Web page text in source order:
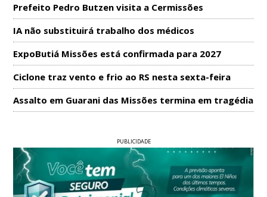
Prefeito Pedro Butzen visita a Cermissões
IA não substituirá trabalho dos médicos
ExpoButiá Missões está confirmada para 2027
Ciclone traz vento e frio ao RS nesta sexta-feira
Assalto em Guarani das Missões termina em tragédia
PUBLICIDADE